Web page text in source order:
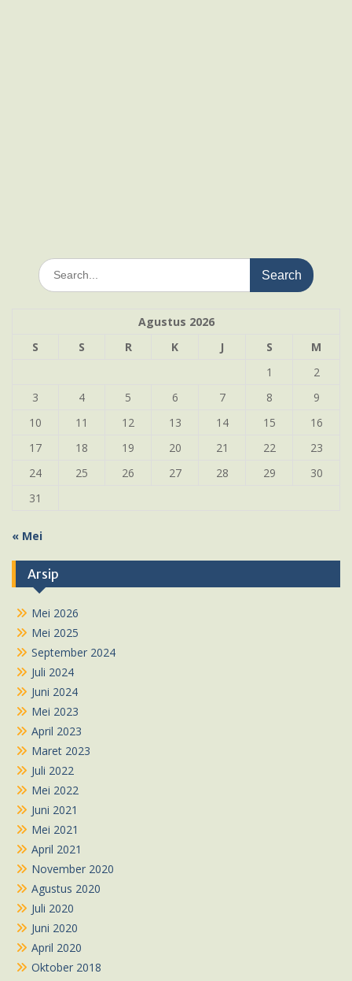
Search
for:
Agustus 2026
S
S R K J S
M
1
2
3
4 5 6 7 8
9
10
11 12 13 14 15
16
17
18 19 20 21 22
23
24
25 26 27 28 29
30
31
« Mei
Arsip
Mei 2026
Mei 2025
September 2024
Juli 2024
Juni 2024
Mei 2023
April 2023
Maret 2023
Juli 2022
Mei 2022
Juni 2021
Mei 2021
April 2021
November 2020
Agustus 2020
Juli 2020
Juni 2020
April 2020
Oktober 2018